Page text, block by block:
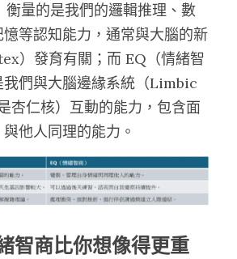
量的是我們的邏輯推理、數
等認知能力，通常與大腦的新
）發育有關；而 EQ（情緒智
我們與大腦邊緣系統（Limbic
杏仁核）互動的能力，包含面
他人同理的能力。
智商比你想像得更重